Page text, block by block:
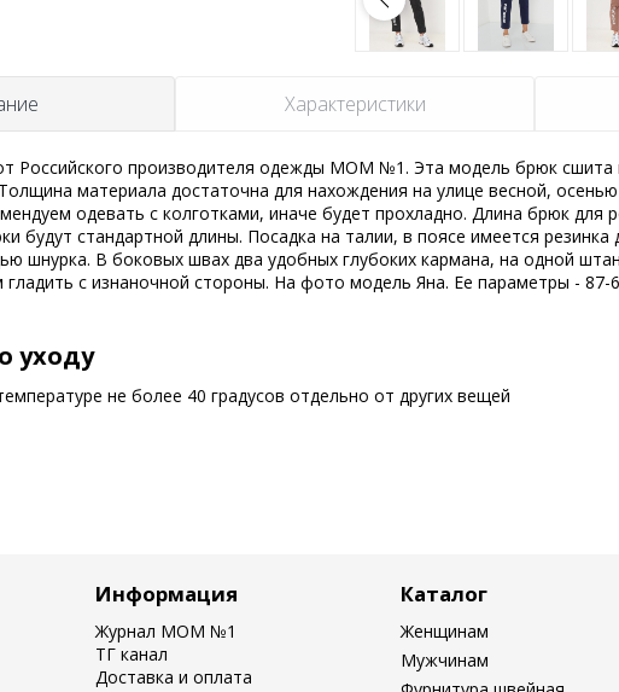
Характеристики
Российского производителя одежды MOM №1. Эта модель брюк сшита
материала достаточна для нахождения на улице весной,
одевать с колготками, иначе будет прохладно. Длина брюк для
будут стандартной длины. Посадка на талии, в поясе имеется
шнурка. В боковых швах два удобных глубоких кармана, на одной
гладить с изнаночной стороны. На фото модель Яна. Ее параметры -
уходу
не более 40 градусов отдельно от других вещей
Информация
Журнал MOM №1
ТГ канал
Доставка и оплата
Каталог
Женщинам
Мужчинам